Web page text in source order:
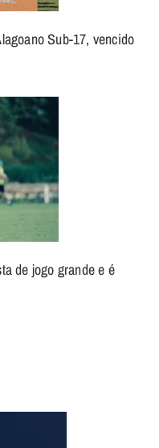
Sub-17, vencido
de jogo grande e é